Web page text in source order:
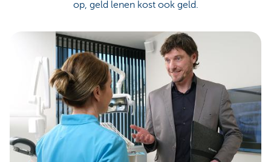
op, geld lenen kost ook geld.